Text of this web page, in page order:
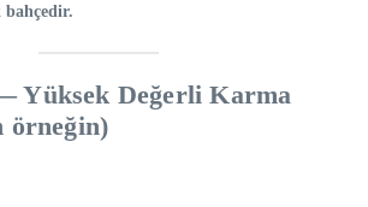
Yüksek Değerli Karma
örneğin)